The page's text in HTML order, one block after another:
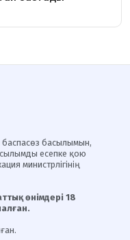
баспасөз басылымын,
есепке қою
министрлігінің
өнімдері 18